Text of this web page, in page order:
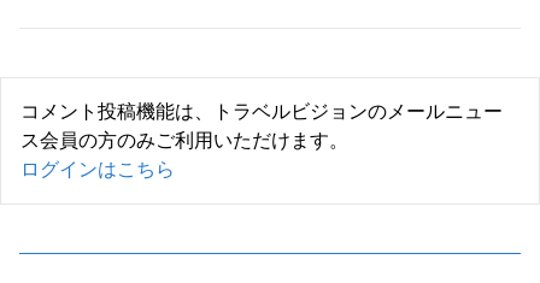
コメント投稿機能は、トラベルビジョンのメールニュー
ス会員の方のみご利用いただけます。
ログインはこちら